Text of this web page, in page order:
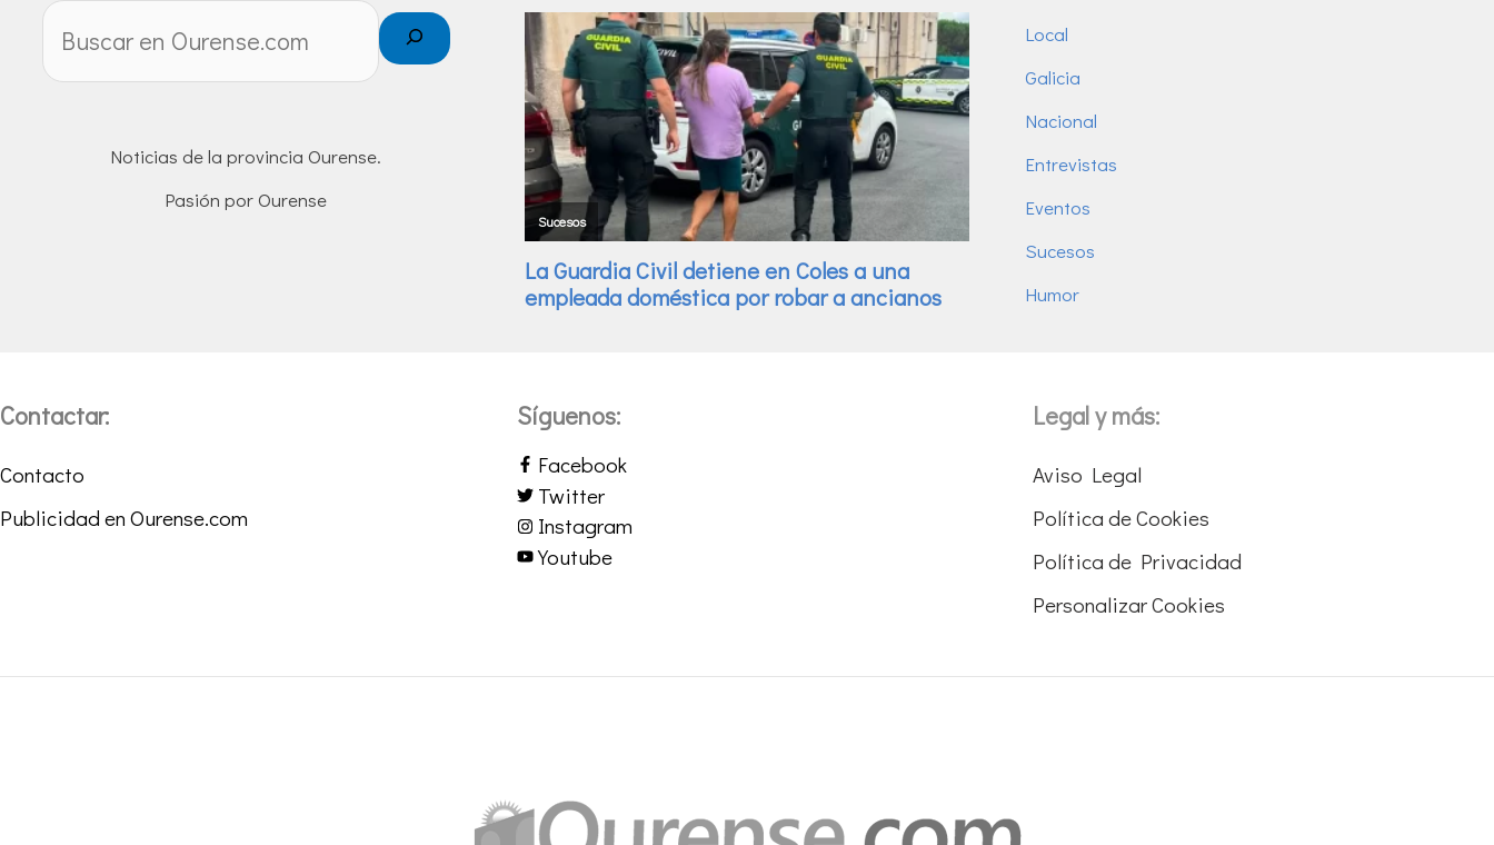
Noticias de la provincia Ourense.
Pasión por Ourense
Local
Galicia
Nacional
Entrevistas
Eventos
Sucesos
Humor
Contactar:
Contacto
Publicidad en Ourense.com
Síguenos:
Facebook
Twitter
Instagram
Youtube
Legal y más:
Aviso Legal
Política de Cookies
Política de Privacidad
Personalizar Cookies